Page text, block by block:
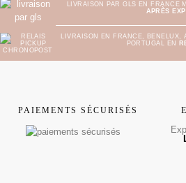
LIVRAISON PAR GLS EN FRANCE
APRÈS
LIVRAISON EN FRANCE, BENELUX,
PORTUGAL EN
PAIEMENTS SÉCURISÉS